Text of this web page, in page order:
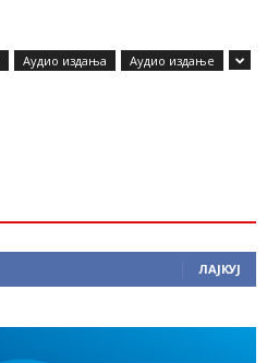
Аудио издања Аудио издање
ЛАЈКУЈ